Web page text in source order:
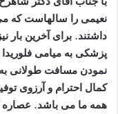
نعیمی را سالهاست که
داشتند. برای آخرین بار
پزشکی به میامی
نمودن مسافت طولانی به
کمال احترام و آرزوی
همه ما می باشد. عصاره